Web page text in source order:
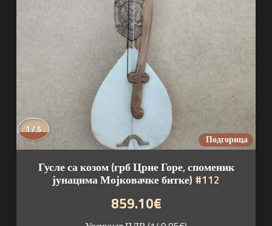
Подгорица
1 / 5
Гусле са козом (грб Црне Горе, споменик
јунацима Мојковачке битке) #112
859.10€